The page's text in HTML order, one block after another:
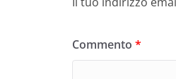
Commento *